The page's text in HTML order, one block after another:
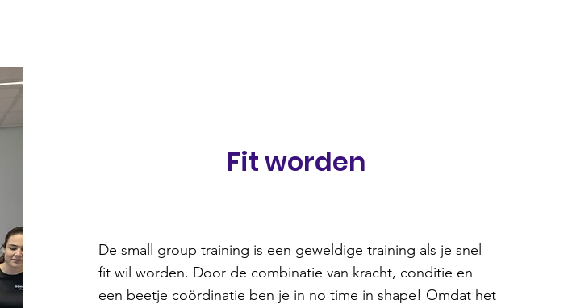
Fit worden
De small group training is een geweldige training als je snel
fit wil worden. Door de combinatie van kracht, conditie en
een beetje coördinatie ben je in no time in shape! Omdat het